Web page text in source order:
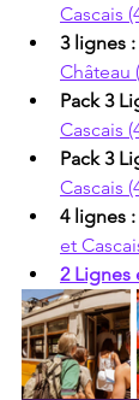
Cascais
3 lignes :
Château
Pack 3
Cascais
Pack 3
Cascais
4 lignes :
et
2 Lignes